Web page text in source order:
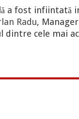
a fost infiintată
Radu,
dintre cele mai